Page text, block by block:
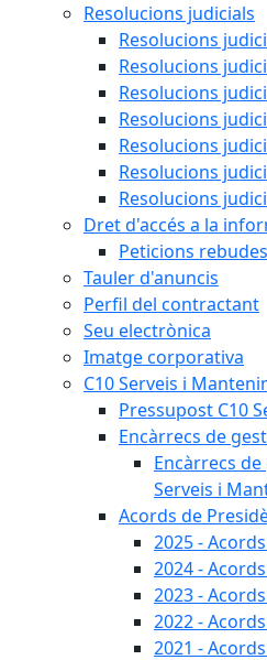
Resolucions judicials
Resolucions
Resolucions
Resolucions
Resolucions
Resolucions
Resolucions
Resolucions
Dret d'accés a la
Peticions
Tauler d'anuncis
Perfil del contractant
Seu electrònica
Imatge corporativa
C10 Serveis i
Pressupost C10
Encàrrecs de
Encàrrecs
Serveis i
Acords de
2025 -
2024 -
2023 -
2022 -
2021 -